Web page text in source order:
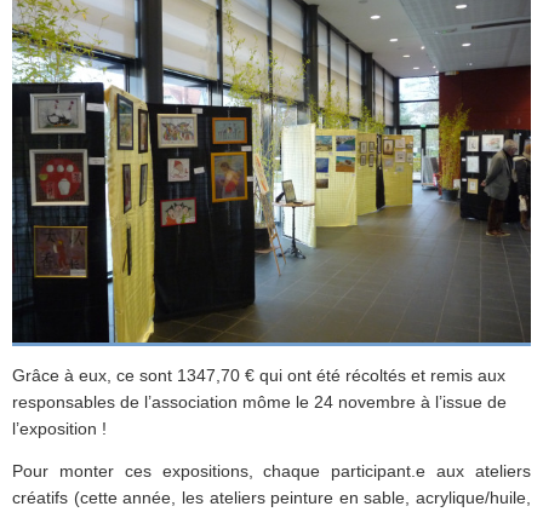
Grâce à eux, ce sont 1347,70 € qui ont été récoltés et remis aux
responsables de l’association môme le 24 novembre à l’issue de
l’exposition !
Pour monter ces expositions, chaque participant.e aux ateliers
créatifs (cette année, les ateliers peinture en sable, acrylique/huile,